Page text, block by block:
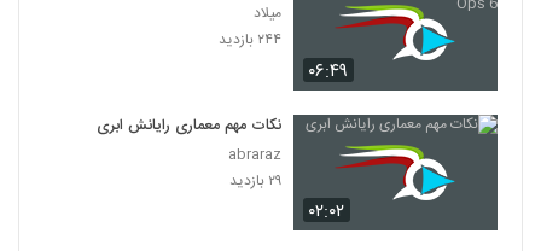
۰۶:۴۹
میلاد
۲۴۴ بازدید
۰۲:۰۲
نکات مهم معماری رایانش ابری
abraraz
۲۹ بازدید